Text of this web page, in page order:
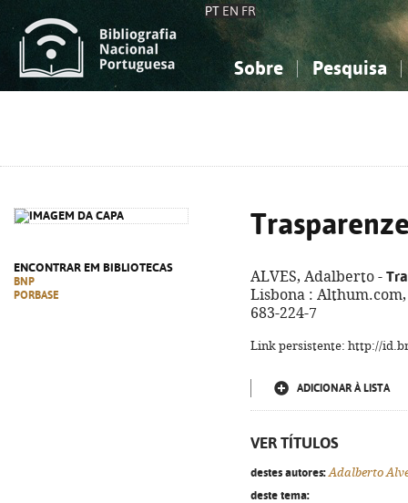
PT EN FR
Sobre Pesquisa
ENCONTRAR EM BIBLIOTECAS
BNP
PORBASE
ALVES, Adalberto -
Lisbona : Althum.com,
683-224-7
Link persistente: http://
ADICIONAR À LISTA
VER TÍTULOS
destes autores: Adalberto
deste tema: